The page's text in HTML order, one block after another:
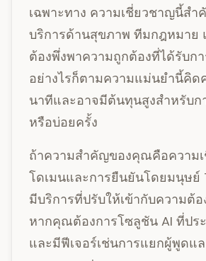
เฉพาะทาง ความเชี่ยวชาญนี้สำ
บริการด้านสุขภาพ ทีมกฎหมาย
ต้องพึ่งพาความถูกต้องที่ได้รับกา
อย่างไรก็ตามความแม่นยำนี้คิด
นาทีและอาจมีต้นทุนสูงสำหรับก
หรือบ่อยครั้ง
ถ้าความสำคัญของคุณคือความ
โดเมนและการยืนยันโดยมนุษย์
มีบริการที่ปรับให้เข้ากับความต้อ
หากคุณต้องการโซลูชัน AI ที่ปร
และมีฟีเจอร์เช่นการแยกผู้พูดแ